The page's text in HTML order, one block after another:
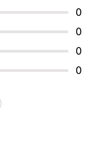
0
0
0
0